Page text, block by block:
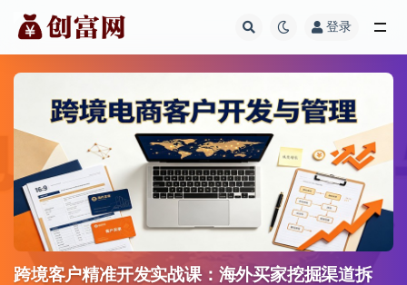
登录
跨境客户精准开发实战课：海外买家挖掘渠道拆